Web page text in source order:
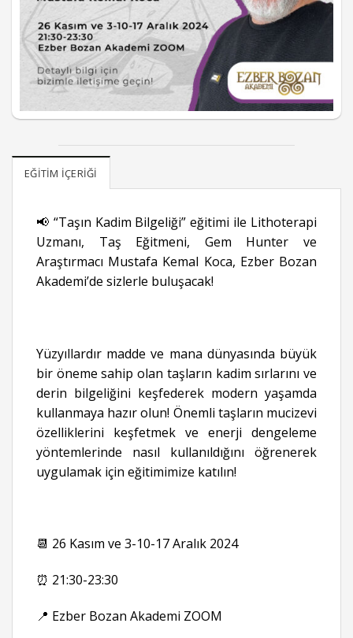
EĞITIM İÇERIĞI
📢 “Taşın Kadim Bilgeliği” eğitimi ile Lithoterapi
Uzmanı, Taş Eğitmeni, Gem Hunter ve
Araştırmacı Mustafa Kemal Koca, Ezber Bozan
Akademi’de sizlerle buluşacak!
Yüzyıllardır madde ve mana dünyasında büyük
bir öneme sahip olan taşların kadim sırlarını ve
derin bilgeliğini keşfederek modern yaşamda
kullanmaya hazır olun! Önemli taşların mucizevi
özelliklerini keşfetmek ve enerji dengeleme
yöntemlerinde nasıl kullanıldığını öğrenerek
uygulamak için eğitimimize katılın!
📆 26 Kasım ve 3-10-17 Aralık 2024
⏰ 21:30-23:30
📍 Ezber Bozan Akademi ZOOM